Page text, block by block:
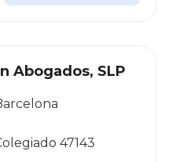
Abogados, SLP
47143